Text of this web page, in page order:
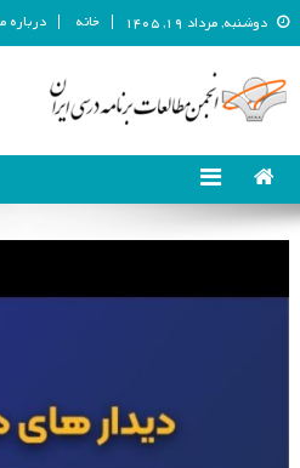
دوشنبه, مرداد ۱۹, ۱۴۰۵ خانه درباره
انجمن مطالعات